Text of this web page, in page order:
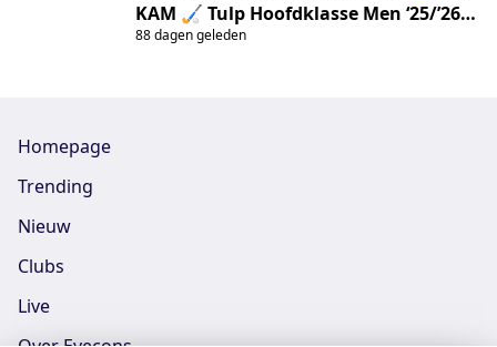
KAM 🏑 Tulp Hoofdklasse Men ‘25/’26
highlights
88 dagen geleden
Homepage
Trending
Nieuw
Clubs
Live